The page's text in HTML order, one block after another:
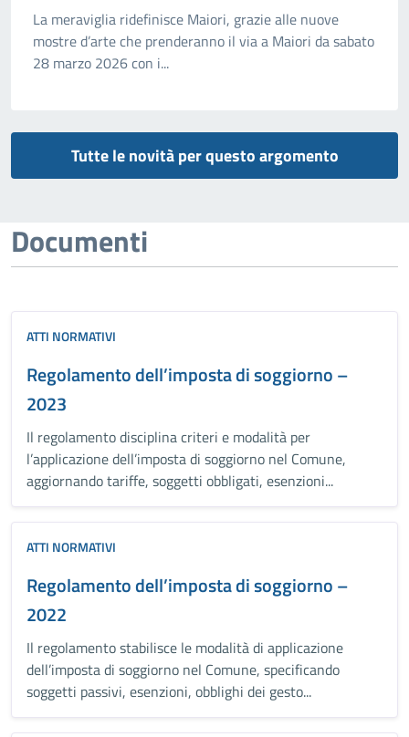
La meraviglia ridefinisce Maiori, grazie alle nuove
mostre d’arte che prenderanno il via a Maiori da sabato
28 marzo 2026 con i...
Tutte le novità per questo argomento
Documenti
ATTI NORMATIVI
Regolamento dell’imposta di soggiorno –
2023
Il regolamento disciplina criteri e modalità per
l’applicazione dell’imposta di soggiorno nel Comune,
aggiornando tariffe, soggetti obbligati, esenzioni...
ATTI NORMATIVI
Regolamento dell’imposta di soggiorno –
2022
Il regolamento stabilisce le modalità di applicazione
dell’imposta di soggiorno nel Comune, specificando
soggetti passivi, esenzioni, obblighi dei gesto...